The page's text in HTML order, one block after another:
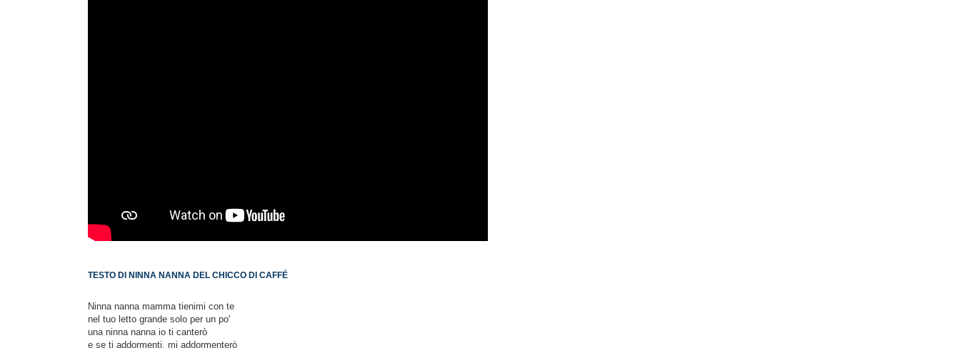
TESTO DI NINNA NANNA DEL CHICCO DI CAFFÉ
Ninna nanna mamma tienimi con te
nel tuo letto grande solo per un po'
una ninna nanna io ti canterò
e se ti addormenti, mi addormenterò